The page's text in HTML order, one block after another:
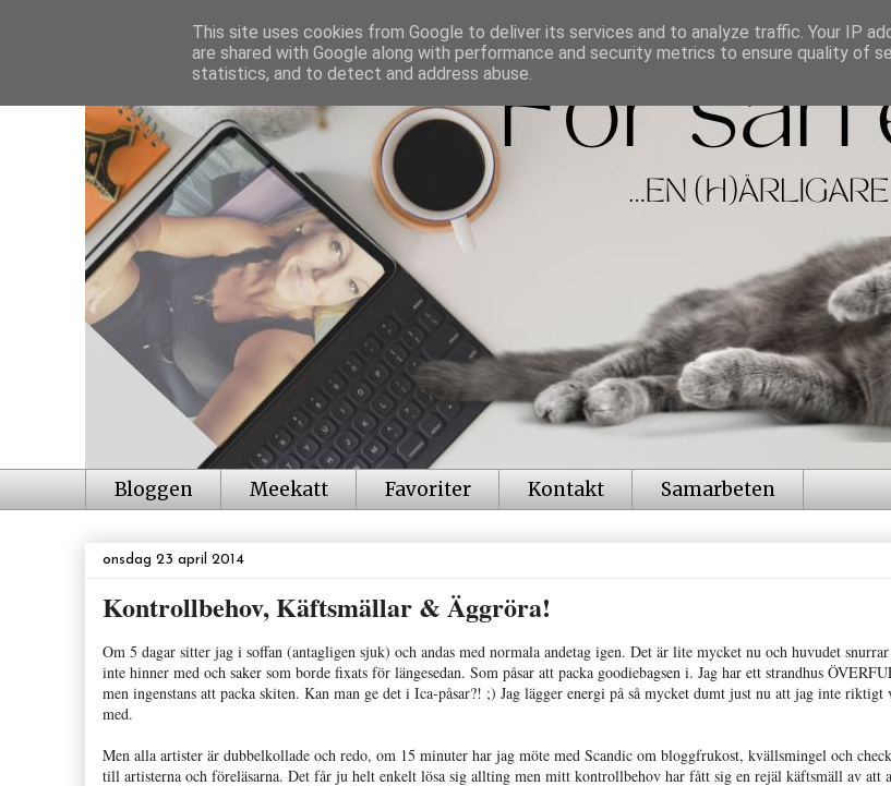
Bloggen Meekatt Favoriter Kontakt Samarbeten
onsdag 23 april 2014
Kontrollbehov, Käftsmällar & Äggröra!
Om 5 dagar sitter jag i soffan (antagligen sjuk) och andas med normala andetag igen. Det är lite mycket nu och huvudet
inte hinner med och saker som borde fixats för längesedan. Som påsar att packa goodiebagsen i. Jag har ett strandhus
men ingenstans att packa skiten. Kan man ge det i Ica-påsar?! ;) Jag lägger energi på så mycket dumt just nu att jag inte riktigt
med.
Men alla artister är dubbelkollade och redo, om 15 minuter har jag möte med Scandic om bloggfrukost, kvällsmingel och
till artisterna och föreläsarna. Det får ju helt enkelt lösa sig allting men mitt kontrollbehov har fått sig en rejäl käftsmäll av att
This site uses cookies from Google to deliver its services and to analyze traffic. Your IP
are shared with Google along with performance and security metrics to ensure quality of
statistics, and to detect and address abuse.